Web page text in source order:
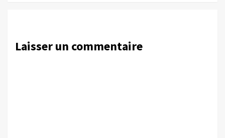
Laisser un commentaire